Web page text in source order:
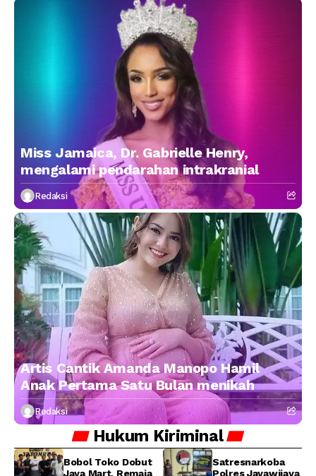
Miss Jamaica, Dr. Gabrielle Henry,
mengalami pendarahan intrakranial
Redaksi
Artis Cantik Amanda Manopo Hamil
Anak Pertama Satu Bulan menikah
Redaksi
Hukum Kiriminal
Bobol Toko Dobut
Jaya Mart, Remaja
Satresnarkoba
Polres Jayawijaya